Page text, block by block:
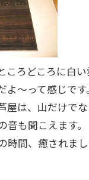
ころどころに白い
〜って感じです。
屋は、山だけでな
音も聞こえます。
時間、癒されま